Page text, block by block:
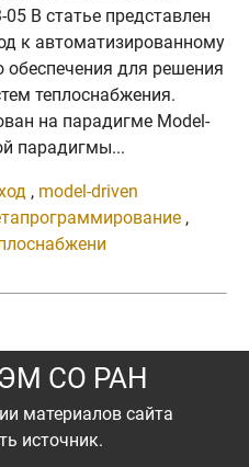
В статье представлен
к автоматизированному
для решения
теплоснабжения.
на парадигме Model-
парадигмы...
, model-driven
,
СО РАН
материалов сайта
источник.